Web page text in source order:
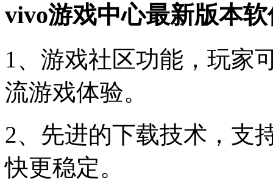
vivo游戏中心最新版本
1、游戏社区功能，玩家
流游戏体验。
2、先进的下载技术，支
快更稳定。